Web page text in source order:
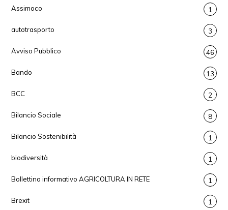
Assimoco 1
autotrasporto 3
Avviso Pubblico 46
Bando 13
BCC 2
Bilancio Sociale 8
Bilancio Sostenibilità 1
biodiversità 1
Bollettino informativo AGRICOLTURA IN RETE 1
Brexit 1